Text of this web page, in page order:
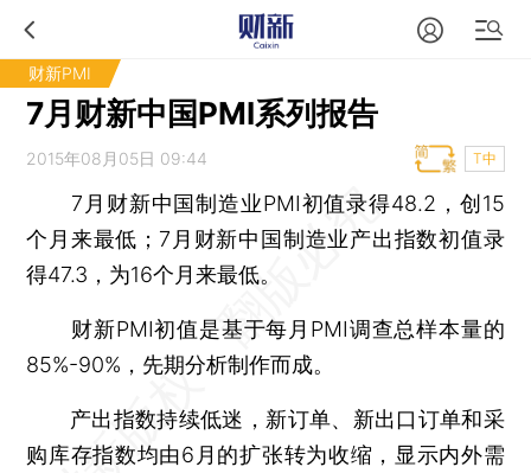
财新PMI
7月财新中国PMI系列报告
2015年08月05日 09:44 T中
7月财新中国制造业PMI初值录得48.2，创15
个月来最低；7月财新中国制造业产出指数初值录
得47.3，为16个月来最低。
财新PMI初值是基于每月PMI调查总样本量的
85%-90%，先期分析制作而成。
产出指数持续低迷，新订单、新出口订单和采
购库存指数均由6月的扩张转为收缩，显示内外需